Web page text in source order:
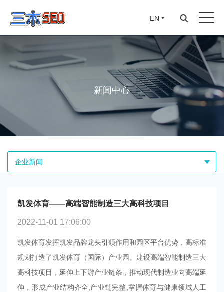
EN
新闻中心
企业新闻
凯发体育——高端智能制造三大高科技项目
2022-11-01 17:06:00
凯发体育发挥凯发品牌龙头引领作用和园区平台优势，高标准
规划打造了凯发体育（国际）产业园。建设高端智能制造三大
高科技项目，延伸上下游产业链条，推动现代制造业向高端延
伸，形成产业结构齐全,产业链完整,掌握体育与健康领域人工